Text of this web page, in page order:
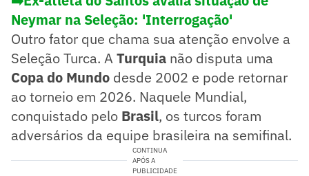
Neymar na Seleção: 'Interrogação'
Outro fator que chama sua atenção envolve a
Seleção Turca. ATurquia não disputa uma
Copa do Mundo desde 2002 e pode retornar
ao torneio em 2026. Naquele Mundial,
conquistado pelo Brasil, os turcos foram
adversários da equipe brasileira na semifinal.
CONTINUA
APÓS A
PUBLICIDADE